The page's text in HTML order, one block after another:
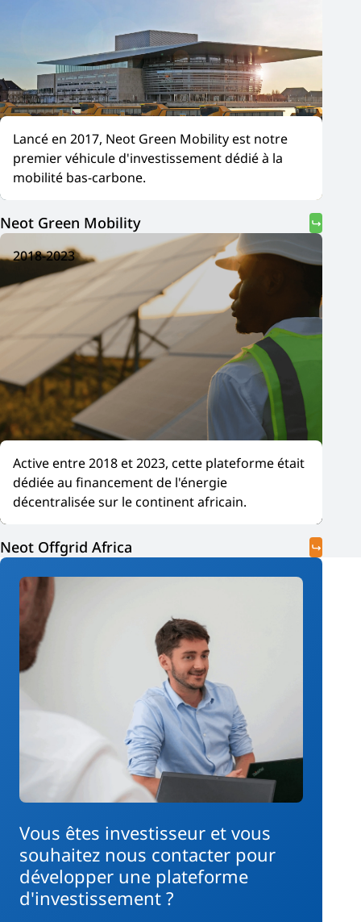
Lancé en 2017, Neot Green Mobility est notre
premier véhicule d'investissement dédié à la
mobilité bas-carbone.
Neot Green Mobility
2018-2023
Active entre 2018 et 2023, cette plateforme était
dédiée au financement de l'énergie
décentralisée sur le continent africain.
Neot Offgrid Africa
Vous êtes investisseur et vous
souhaitez nous contacter pour
développer une plateforme
d'investissement ?